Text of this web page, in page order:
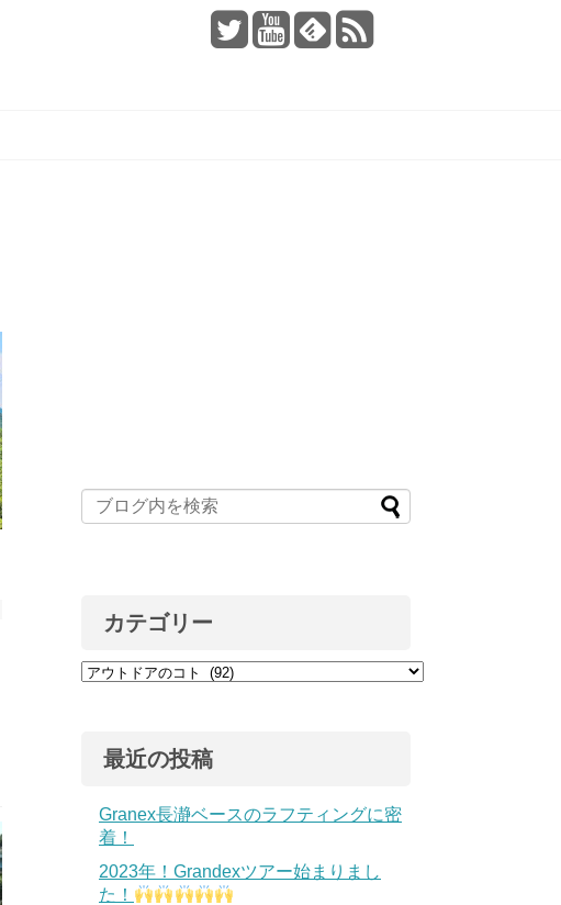
カテゴリー
最近の投稿
Granex長瀞ベースのラフティングに密
着！
2023年！Grandexツアー始まりまし
た！